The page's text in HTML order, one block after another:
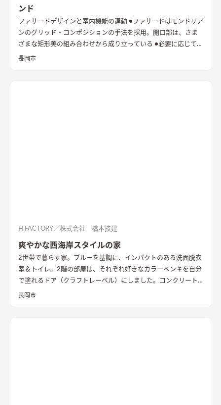
ンド
ファサードデザインと室内機能の連動 ●ファサードはモンドリア
ンのグリッド・コンポジションの手法を採用。開口部は、さま
ざまな矩形美の組み合わせから成り立っている ●必要に応じて間
仕切り建具を開閉し、有機的につながった豊かな空間を作る
長岡市
H.FACTORY／株式会社 橋本技建
爽やかな西海岸スタイルの家
2世帯で暮らす家。ブルーを基調に、インパクトのある洗面脱衣
室＆トイレ。2階の部屋は、それぞれ好きなカラーペンキを自分
で塗れるドア（クラフトレーベル）にしました。コンクリート
壁紙の書斎を含め、ドアのコントラストもステキです。
長岡市